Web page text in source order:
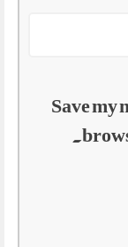
Save my